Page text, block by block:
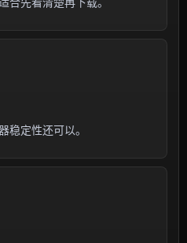
稳定性还可以。